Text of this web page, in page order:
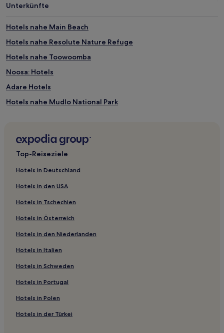
Unterkünfte
Hotels nahe Main Beach
Hotels nahe Resolute Nature Refuge
Hotels nahe Toowoomba
Noosa: Hotels
Adare Hotels
Hotels nahe Mudlo National Park
Cherbourg Hotels
Hotels nahe Chinchilla Botanical Gardens
Toowoomba Hotels
Glencoe Hotels
White Mountain Hotels
Hotels nahe Bahnhof Toowoomba
Mount Stanley Hotels
Hotels nahe Wellcamp
St Mary Hotels
Hotels nahe Mount Stanley Forest Reserve 1
Top-Reiseziele
Hotels in Deutschland
Hotels in den USA
Hotels in Tschechien
Hotels in Österreich
Hotels in den Niederlanden
Hotels in Italien
Hotels in Schweden
Hotels in Portugal
Hotels in Polen
Hotels in der Türkei